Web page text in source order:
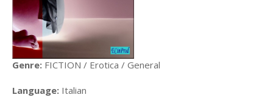
Genre: FICTION / Erotica / General
Language: Italian